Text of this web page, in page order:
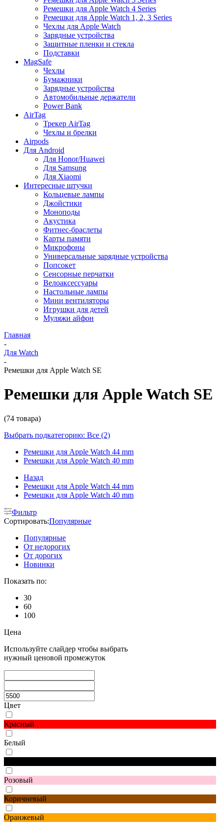
Ремешки для Apple Watch 4 Series
Ремешки для Apple Watch 1, 2, 3 Series
Чехлы для Apple Watch
Зарядные устройства
Защитные пленки и стекла
Подставки
MagSafe
Чехлы
Бумажники
Зарядные устройства
Автомобильные держатели
Power Bank
AirTag
Трекер AirTag
Чехлы и брелки
Airpods
Для Android
Для Honor/Huawei
Для Samsung
Для Xiaomi
Интересные штучки
Кольцевые лампы
Джойстики
Моноподы
Акустика
Фитнес-браслеты
Карты памяти
Микрофоны
Универсальные зарядные устройства
Попсокет
Сенсорные перчатки
Велоаксессуары
Настольные лампы
Мини вентиляторы
Игрушки для детей
Муляжи айфон
Главная
-
Для Watch
-
Ремешки для Apple Watch SE
Ремешки для Apple Watch SE
(74 товара)
Выбрать подкатегорию: Все (2)
Ремешки для Apple Watch 44 mm
Ремешки для Apple Watch 40 mm
Назад
Ремешки для Apple Watch 44 mm
Ремешки для Apple Watch 40 mm
Фильтр
Сортировать:Популярные
Популярные
От недорогих
От дорогих
Новинки
Показать по:
30
60
100
Цена
Используйте слайдер чтобы выбрать
нужный ценовой промежуток
Цвет
Красный
Белый
Розовый
Коричневый
Оранжевый